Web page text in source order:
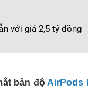
với giá 2,5 tỷ đồng
bản độ AirPods